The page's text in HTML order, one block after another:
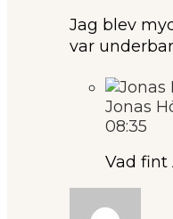
Jag blev
var
Jonas
08:35
Vad fint